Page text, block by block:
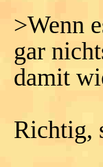
>Wenn
gar
damit
Richtig,